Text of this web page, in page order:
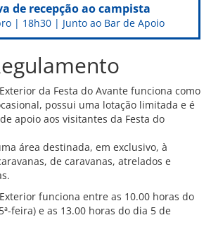
de recepção ao campista
| 18h30 | Junto ao Bar de Apoio
da Festa do Avante funciona como
possui uma lotação limitada e é
apoio aos visitantes da Festa do
área destinada, em exclusivo, à
de caravanas, atrelados e
funciona entre as 10.00 horas do
feira) e as 13.00 horas do dia 5 de